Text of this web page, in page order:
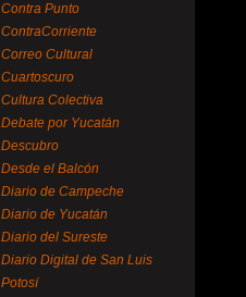
Contra Punto
ContraCorriente
Correo Cultural
Cuartoscuro
Cultura Colectiva
Debate por Yucatán
Descubro
Desde el Balcón
Diario de Campeche
Diario de Yucatán
Diario del Sureste
Diario Digital de San Luis
Potosí